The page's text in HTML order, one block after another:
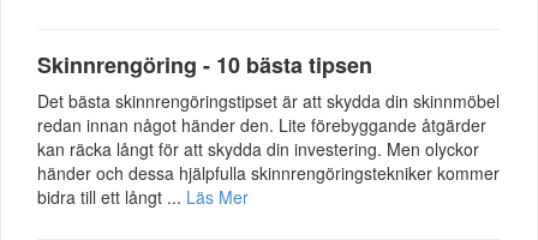
Skinnrengöring - 10 bästa tipsen
Det bästa skinnrengöringstipset är att skydda din skinnmöbel
redan innan något händer den. Lite förebyggande åtgärder
kan räcka långt för att skydda din investering. Men olyckor
händer och dessa hjälpfulla skinnrengöringstekniker kommer
bidra till ett långt ... Läs Mer